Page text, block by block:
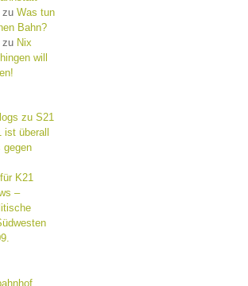
zu Was tun
Bahn?
zu Nix
will
zu S21
überall
gegen
K21
–